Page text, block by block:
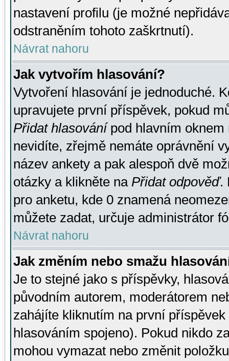
nastavení profilu (je možné
odstraněním tohoto zaškrtnutí).
Návrat nahoru
Jak vytvořím hlasování?
Vytvoření hlasování je jednoduché.
upravujete první příspěvek, pokud
Přidat hlasovánípod hlavním oknem
nevidíte, zřejmě nemáte oprávnění
název ankety a pak alespoň dvě
otázky a klikněte na Přidat odpověď.
pro anketu, kde 0 znamená
můžete zadat, určuje administrátor
Návrat nahoru
Jak změním nebo smažu
Je to stejné jako s příspěvky,
původním autorem, moderátorem
zahájíte kliknutím na první
hlasováním spojeno). Pokud nikdo
mohou vymazat nebo změnit